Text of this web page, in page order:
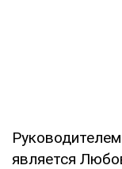
является